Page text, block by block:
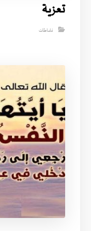
تعزية
نشاطات